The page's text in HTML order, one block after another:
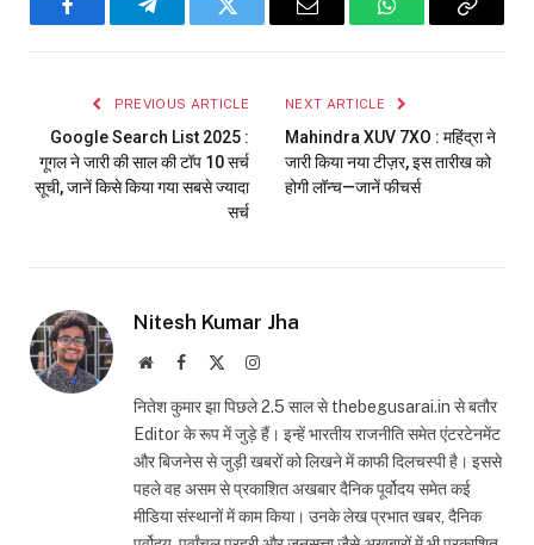
FacebookTelegramTwitter Email WhatsAppCopy
PREVIOUS ARTICLE
Google Search List 2025 :
गूगल ने जारी की साल की टॉप 10 सर्च
सूची, जानें किसे किया गया सबसे ज्यादा
सर्च
NEXT ARTICLE
Mahindra XUV 7XO : महिंद्रा ने
जारी किया नया टीज़र, इस तारीख को
होगी लॉन्च—जानें फीचर्स
Nitesh Kumar Jha
WebsiteFacebook Instagram
नितेश कुमार झा पिछले 2.5 साल से thebegusarai.in से बतौर
Editor के रूप में जुड़े हैं। इन्हें भारतीय राजनीति समेत एंटरटेनमेंट
और बिजनेस से जुड़ी खबरों को लिखने में काफी दिलचस्पी है। इससे
पहले वह असम से प्रकाशित अखबार दैनिक पूर्वोदय समेत कई
मीडिया संस्थानों में काम किया। उनके लेख प्रभात खबर, दैनिक